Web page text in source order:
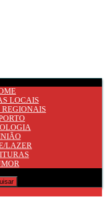
LOCAIS
LAZER